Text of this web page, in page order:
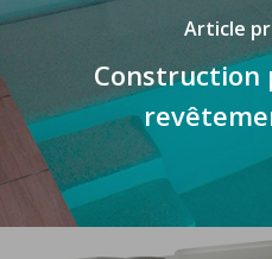
Article
Construction